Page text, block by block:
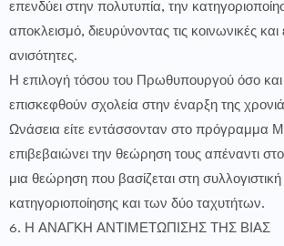
επενδύει στην πολυτυπία, την
αποκλεισμό, διευρύνοντας τις κοινωνικές και
ανισότητες.
Η επιλογή τόσου του Πρωθυπουργού όσο
επισκεφθούν σχολεία στην έναρξη της
Ωνάσεια είτε εντάσσονταν στο πρόγραμμα
επιβεβαιώνει την θεώρηση τους απέναντι
μια θεώρηση που βασίζεται στη συλλογιστική
κατηγοριοποίησης και των δύο ταχυτήτων.
6. Η ΑΝΑΓΚΗ ΑΝΤΙΜΕΤΩΠΙΣΗΣ ΤΗΣ ΒΙΑΣ